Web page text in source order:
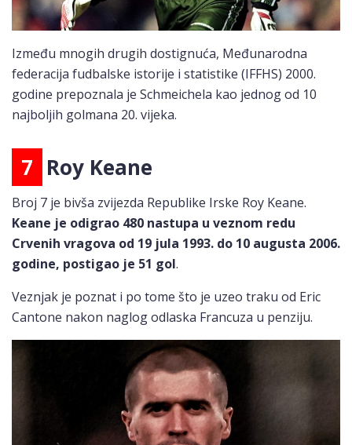
Između mnogih drugih dostignuća, Međunarodna
federacija fudbalske istorije i statistike (IFFHS) 2000.
godine prepoznala je Schmeichela kao jednog od 10
najboljih golmana 20. vijeka.
7 Roy Keane
Broj 7 je bivša zvijezda Republike Irske Roy Keane.
Keane je odigrao 480 nastupa u veznom redu
Crvenih vragova od 19 jula 1993. do 10 augusta 2006.
godine, postigao je 51 gol.
Veznjak je poznat i po tome što je uzeo traku od Eric
Cantone nakon naglog odlaska Francuza u penziju.